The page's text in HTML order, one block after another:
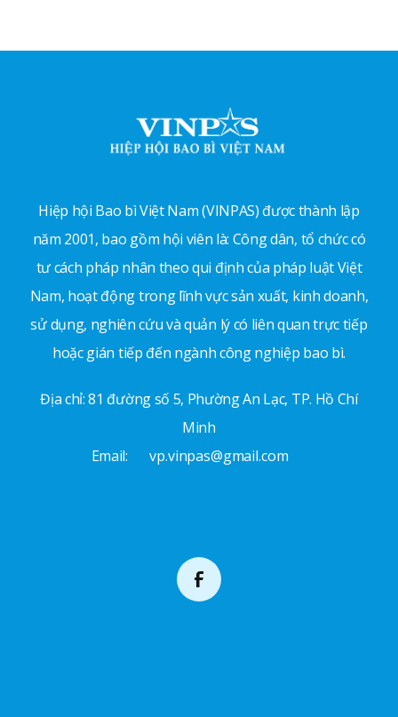
Hiệp hội Bao bì Việt Nam (VINPAS) được thành lập
năm 2001, bao gồm hội viên là: Công dân, tổ chức có
tư cách pháp nhân theo qui định của pháp luật Việt
Nam, hoạt động trong lĩnh vực sản xuất, kinh doanh,
sử dụng, nghiên cứu và quản lý có liên quan trực tiếp
hoặc gián tiếp đến ngành công nghiệp bao bì.
Địa chỉ: 81 đường số 5, Phường An Lạc, TP. Hồ Chí
Minh
Email:
vp.vinpas@gmail.com